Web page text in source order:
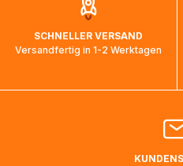
auf dem Weg ins Zielland sind.
ankommen und von der
bearbeitet werden.
Bitte kontaktieren Sie den
Lieferadressen in Deutschland
SCHNELLER VERSAND
Versandfertig in 1-2 Werktagen